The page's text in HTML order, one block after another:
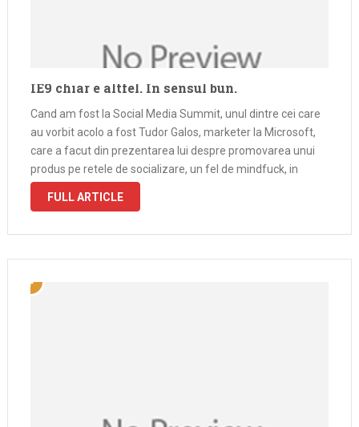
IE9 chiar e altfel. In sensul bun.
Cand am fost la Social Media Summit, unul dintre cei care
au vorbit acolo a fost Tudor Galos, marketer la Microsoft,
care a facut din prezentarea lui despre promovarea unui
produs pe retele de socializare, un fel de mindfuck, in
sensul ca desi sunt fan inrait …
FULL ARTICLE